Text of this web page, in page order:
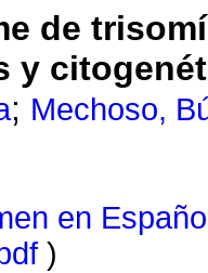
de
y
; Mechoso,
en
)